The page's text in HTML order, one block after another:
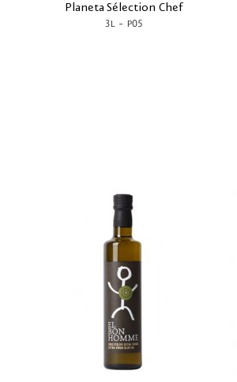
Planeta Sélection Chef
3L - P05